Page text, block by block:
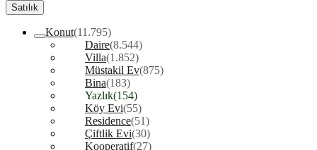
Satılık
Konut(11.795)
Daire(8.544)
Villa(1.852)
Müstakil Ev(875)
Bina(183)
Yazlık(154)
Köy Evi(55)
Residence(51)
Çiftlik Evi(30)
Kooperatif(27)